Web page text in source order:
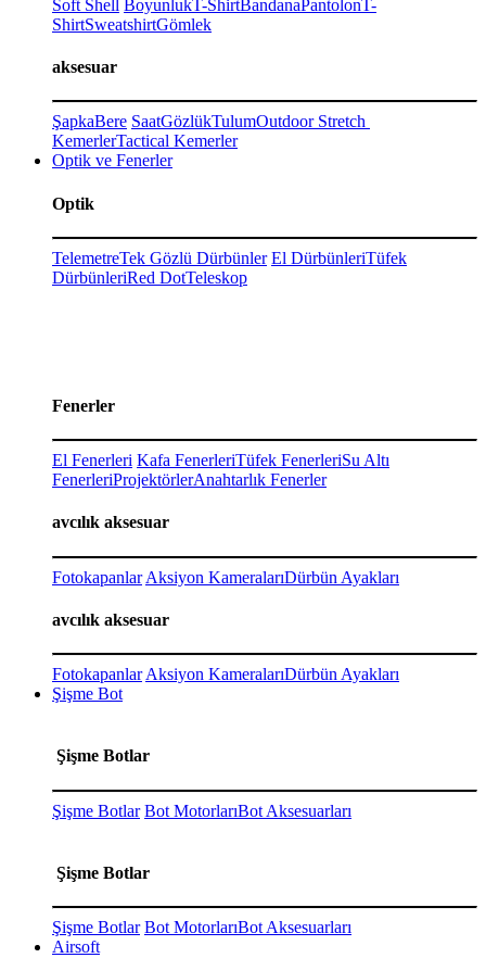
Soft Shell BoyunlukT-ShirtBandana PantolonT-
ShirtSweatshirtGömlek
aksesuar
ŞapkaBere SaatGözlükTulumOutdoor Stretch
KemerlerTactical Kemerler
Optik ve Fenerler
Optik
TelemetreTek Gözlü Dürbünler El DürbünleriTüfek
DürbünleriRed DotTeleskop
Fenerler
El Fenerleri Kafa FenerleriTüfek FenerleriSu Altı
FenerleriProjektörlerAnahtarlık Fenerler
avcılık aksesuar
Fotokapanlar Aksiyon KameralarıDürbün Ayakları
avcılık aksesuar
Fotokapanlar Aksiyon KameralarıDürbün Ayakları
Şişme Bot
Şişme Botlar
Şişme Botlar Bot MotorlarıBot Aksesuarları
Şişme Botlar
Şişme Botlar Bot MotorlarıBot Aksesuarları
Airsoft